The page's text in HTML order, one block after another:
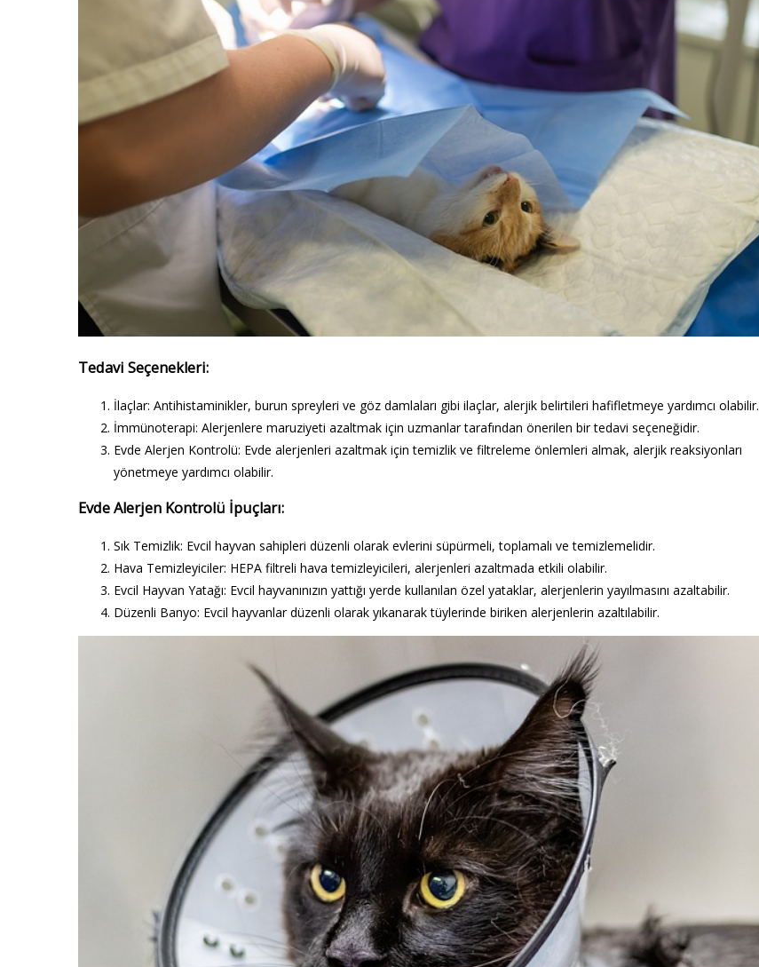
Tedavi Seçenekleri:
İlaçlar: Antihistaminikler, burun spreyleri ve göz damlaları gibi ilaçlar, alerjik belirtileri hafifletmeye yardımcı olabilir.
İmmünoterapi: Alerjenlere maruziyeti azaltmak için uzmanlar tarafından önerilen bir tedavi seçeneğidir.
Evde Alerjen Kontrolü: Evde alerjenleri azaltmak için temizlik ve filtreleme önlemleri almak, alerjik reaksiyonları
yönetmeye yardımcı olabilir.
Evde Alerjen Kontrolü İpuçları:
Sık Temizlik: Evcil hayvan sahipleri düzenli olarak evlerini süpürmeli, toplamalı ve temizlemelidir.
Hava Temizleyiciler: HEPA filtreli hava temizleyicileri, alerjenleri azaltmada etkili olabilir.
Evcil Hayvan Yatağı: Evcil hayvanınızın yattığı yerde kullanılan özel yataklar, alerjenlerin yayılmasını azaltabilir.
Düzenli Banyo: Evcil hayvanlar düzenli olarak yıkanarak tüylerinde biriken alerjenlerin azaltılabilir.